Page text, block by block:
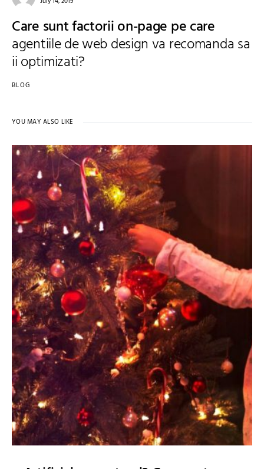
Care sunt factorii on-page pe care
agentiile de web design va recomanda sa
ii optimizati?
BLOG
YOU MAY ALSO LIKE